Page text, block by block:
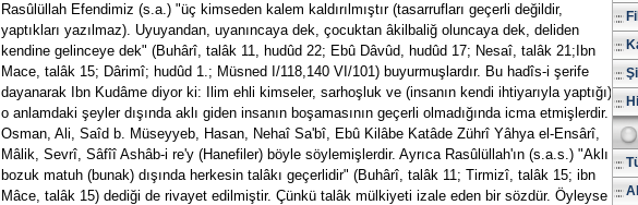
Rasûlüllah Efendimiz (s.a.) "üç kimseden kalem kaldırılmıştır (tasarrufları geçerli değildir,
yaptıkları yazılmaz). Uyuyandan, uyanıncaya dek, çocuktan âkilbaliğ oluncaya dek, deliden
kendine gelinceye dek" (Buhârî, talâk 11, hudûd 22; Ebû Dâvûd, hudûd 17; Nesaî, talâk 21;Ibn
Mace, talâk 15; Dârimî; hudûd 1.; Müsned I/118,140 VI/101) buyurmuşlardır. Bu hadîs-i şerife
dayanarak Ibn Kudâme diyor ki: Ilim ehli kimseler, sarhoşluk ve (insanın kendi ihtiyarıyla yaptığı)
o anlamdaki şeyler dışında aklı giden insanın boşamasının geçerli olmadığında icma etmişlerdir.
Osman, Ali, Saîd b. Müseyyeb, Hasan, Nehaî Sa'bî, Ebû Kilâbe Katâde Zührî Yâhya el-Ensârî,
Mâlik, Sevrî, Sâfîî Ashâb-i re'y (Hanefiler) böyle söylemişlerdir. Ayrıca Rasûlüllah'ın (s.a.s.) "Aklı
bozuk matuh (bunak) dışında herkesin talâkı geçerlidir" (Buhârî, talâk 11; Tirmizî, talâk 15; ibn
Mâce, talâk 15) dediği de rivayet edilmiştir. Çünkü talâk mülkiyeti izale eden bir sözdür. Öyleyse